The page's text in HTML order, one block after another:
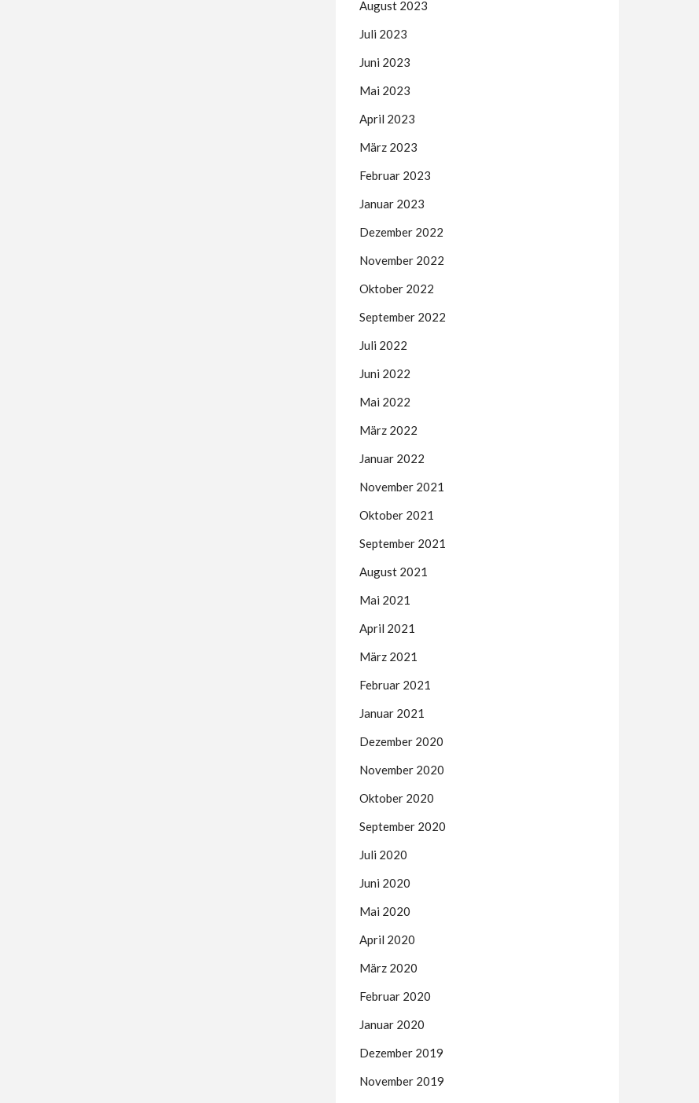
August 2023
Juli 2023
Juni 2023
Mai 2023
April 2023
März 2023
Februar 2023
Januar 2023
Dezember 2022
November 2022
Oktober 2022
September 2022
Juli 2022
Juni 2022
Mai 2022
März 2022
Januar 2022
November 2021
Oktober 2021
September 2021
August 2021
Mai 2021
April 2021
März 2021
Februar 2021
Januar 2021
Dezember 2020
November 2020
Oktober 2020
September 2020
Juli 2020
Juni 2020
Mai 2020
April 2020
März 2020
Februar 2020
Januar 2020
Dezember 2019
November 2019